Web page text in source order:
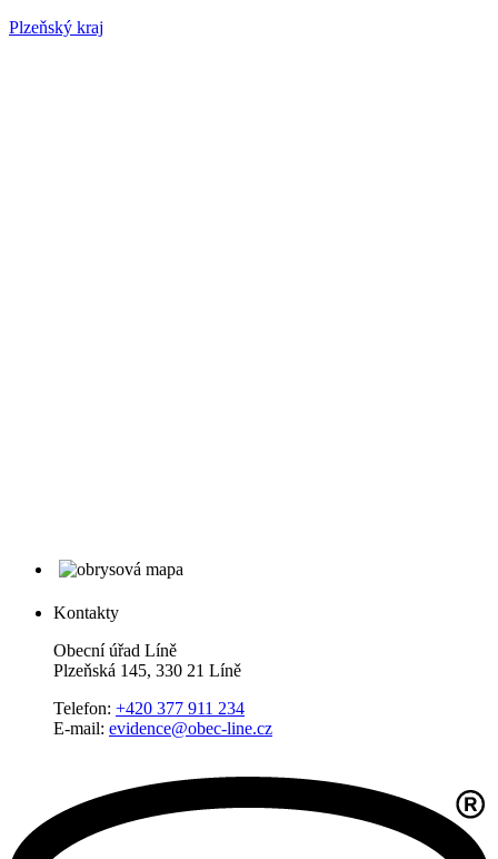
Plzeňský kraj
Kontakty
Obecní úřad Líně
Plzeňská 145, 330 21 Líně
Telefon: +420 377 911 234
E-mail: evidence@obec-line.cz